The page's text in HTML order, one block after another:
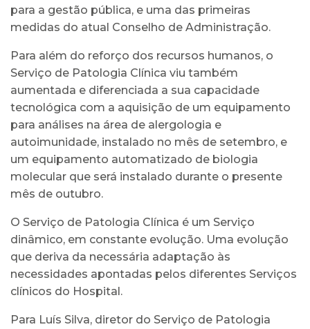
para a gestão pública, e uma das primeiras
medidas do atual Conselho de Administração.
Para além do reforço dos recursos humanos, o
Serviço de Patologia Clínica viu também
aumentada e diferenciada a sua capacidade
tecnológica com a aquisição de um equipamento
para análises na área de alergologia e
autoimunidade, instalado no mês de setembro, e
um equipamento automatizado de biologia
molecular que será instalado durante o presente
mês de outubro.
O Serviço de Patologia Clínica é um Serviço
dinâmico, em constante evolução. Uma evolução
que deriva da necessária adaptação às
necessidades apontadas pelos diferentes Serviços
clínicos do Hospital.
Para Luís Silva, diretor do Serviço de Patologia